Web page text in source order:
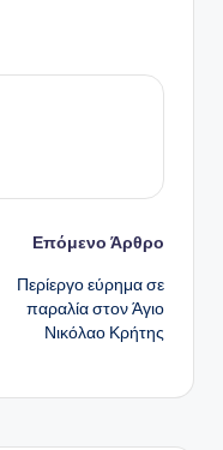
Επόμενο Άρθρο
Περίεργο εύρημα σε
παραλία στον Άγιο
Νικόλαο Κρήτης